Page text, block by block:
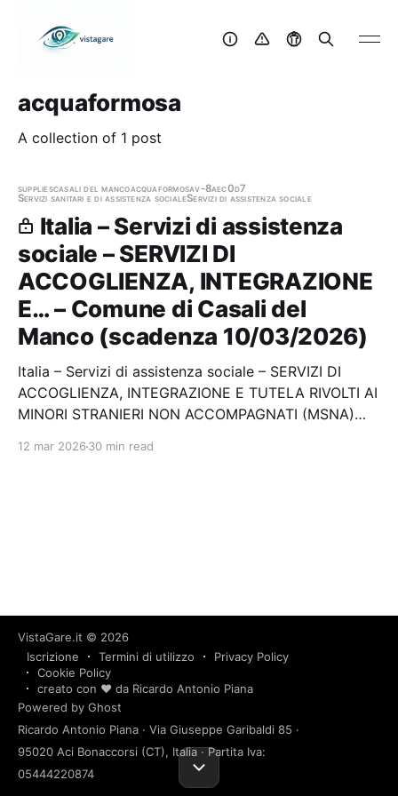
acquaformosa
A collection of 1 post
suppliescasali del mancoacquaformosav-8aec0d7
Servizi sanitari e di assistenza socialeServizi di assistenza sociale
Italia – Servizi di assistenza
sociale – SERVIZI DI
ACCOGLIENZA, INTEGRAZIONE
E… – Comune di Casali del
Manco (scadenza 10/03/2026)
Italia – Servizi di assistenza sociale – SERVIZI DI
ACCOGLIENZA, INTEGRAZIONE E TUTELA RIVOLTI AI
MINORI STRANIERI NON ACCOMPAGNATI (MSNA)
12 mar 2026 30 min read
VistaGare.it © 2026
Iscrizione
Termini di utilizzo
Privacy Policy
Cookie Policy
creato con ❤️ da Ricardo Antonio Piana
Powered by Ghost
Ricardo Antonio Piana · Via Giuseppe Garibaldi 85 ·
95020 Aci Bonaccorsi (CT), Italia · Partita Iva:
05444220874